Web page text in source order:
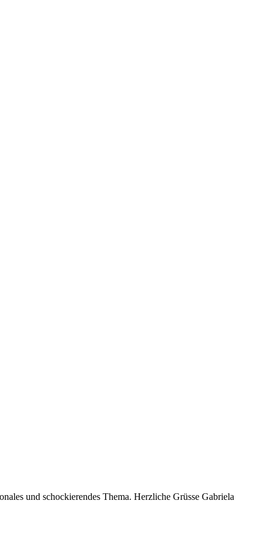
und schockierendes Thema. Herzliche Grüsse Gabriela